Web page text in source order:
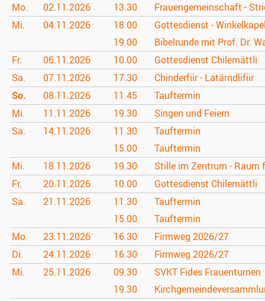
Mo.
02.11.2026 13.30
Frauengemeinschaft -
Mi.
04.11.2026 18.00
Gottesdienst -
19.00
Bibelrunde mit Prof. Dr.
Fr.
06.11.2026 10.00
Gottesdienst Chilemättli
Sa.
07.11.2026 17.30
Chinderfiir - Latärndlifiir
So.
08.11.2026 11.45
Tauftermin
Mi.
11.11.2026 19.30
Singen und Feiern
Sa.
14.11.2026 11.30
Tauftermin
15.00
Tauftermin
Mi.
18.11.2026 19.30
Stille im Zentrum - Raum
Fr.
20.11.2026 10.00
Gottesdienst Chilemättli
Sa.
21.11.2026 11.30
Tauftermin
15.00
Tauftermin
Mo.
23.11.2026 16.30
Firmweg 2026/27
Di.
24.11.2026 16.30
Firmweg 2026/27
Mi.
25.11.2026 09.30
SVKT Fides Frauenturnen
19.30